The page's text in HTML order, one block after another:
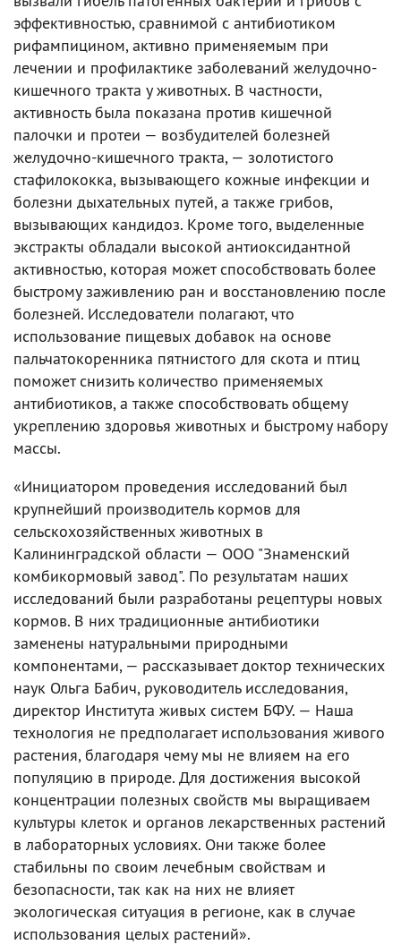
эффективностью, сравнимой с антибиотиком
рифампицином, активно применяемым при
лечении и профилактике заболеваний желудочно-
кишечного тракта у животных. В частности,
активность была показана против кишечной
палочки и протеи — возбудителей болезней
желудочно-кишечного тракта, — золотистого
стафилококка, вызывающего кожные инфекции и
болезни дыхательных путей, а также грибов,
вызывающих кандидоз. Кроме того, выделенные
экстракты обладали высокой антиоксидантной
активностью, которая может способствовать более
быстрому заживлению ран и восстановлению после
болезней. Исследователи полагают, что
использование пищевых добавок на основе
пальчатокоренника пятнистого для скота и птиц
поможет снизить количество применяемых
антибиотиков, а также способствовать общему
укреплению здоровья животных и быстрому набору
массы.
«Инициатором проведения исследований был
крупнейший производитель кормов для
сельскохозяйственных животных в
Калининградской области — ООО "Знаменский
комбикормовый завод". По результатам наших
исследований были разработаны рецептуры новых
кормов. В них традиционные антибиотики
заменены натуральными природными
компонентами, — рассказывает доктор технических
наук Ольга Бабич, руководитель исследования,
директор Института живых систем БФУ. — Наша
технология не предполагает использования живого
растения, благодаря чему мы не влияем на его
популяцию в природе. Для достижения высокой
концентрации полезных свойств мы выращиваем
культуры клеток и органов лекарственных растений
в лабораторных условиях. Они также более
стабильны по своим лечебным свойствам и
безопасности, так как на них не влияет
экологическая ситуация в регионе, как в случае
использования целых растений».